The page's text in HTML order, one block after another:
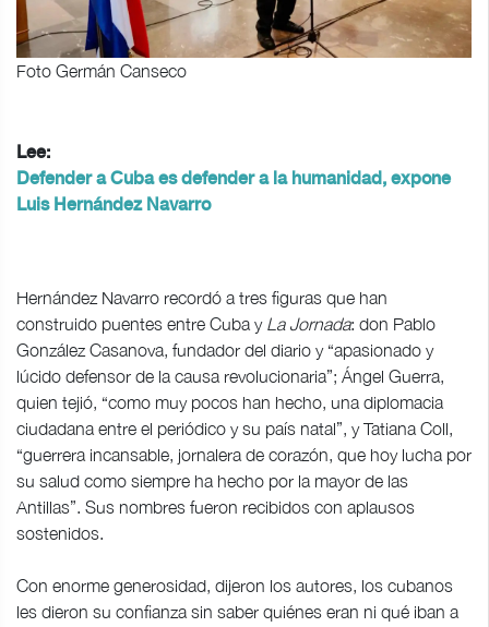
Foto Germán Canseco
Lee:
Defender a Cuba es defender a la humanidad, expone
Luis Hernández Navarro
Hernández Navarro recordó a tres figuras que han
construido puentes entre Cuba y La Jornada: don Pablo
González Casanova, fundador del diario y “apasionado y
lúcido defensor de la causa revolucionaria”; Ángel Guerra,
quien tejió, “como muy pocos han hecho, una diplomacia
ciudadana entre el periódico y su país natal”, y Tatiana Coll,
“guerrera incansable, jornalera de corazón, que hoy lucha por
su salud como siempre ha hecho por la mayor de las
Antillas”. Sus nombres fueron recibidos con aplausos
sostenidos.
Con enorme generosidad, dijeron los autores, los cubanos
les dieron su confianza sin saber quiénes eran ni qué iban a